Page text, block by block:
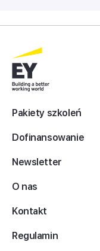
Pakiety szkoleń
Dofinansowanie
Newsletter
O nas
Kontakt
Regulamin